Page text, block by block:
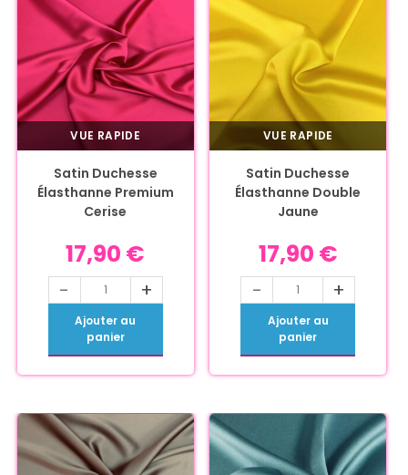
VUE RAPIDE
Satin Duchesse
Élasthanne Premium
Cerise
17,90 €
- +
Ajouter au
panier
VUE RAPIDE
Satin Duchesse
Élasthanne Double
Jaune
17,90 €
- +
Ajouter au
panier